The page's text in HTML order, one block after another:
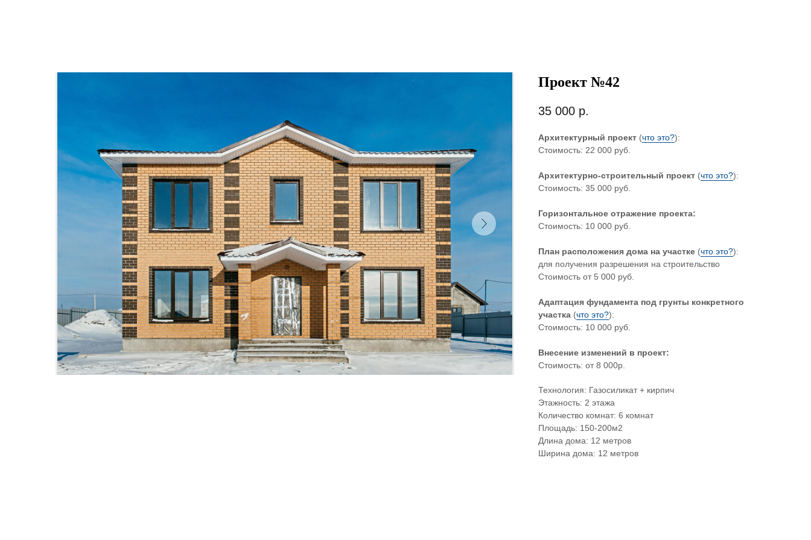
Проект №42
35 000 р.
Архитектурный проект (что это?):
Стоимость: 22 000 руб.
Архитектурно-строительный проект (что это?):
Стоимость: 35 000 руб.
Горизонтальное отражение проекта:
Стоимость: 10 000 руб.
План расположения дома на участке (что это?):
для получения разрешения на строительство
Стоимость от 5 000 руб.
Адаптация фундамента под грунты конкретного
участка (что это?):
Стоимость: 10 000 руб.
Внесение изменений в проект:
Стоимость: от 8 000р.
Технология: Газосиликат + кирпич
Этажность: 2 этажа
Количество комнат: 6 комнат
Площадь: 150-200м2
Длина дома: 12 метров
Ширина дома: 12 метров